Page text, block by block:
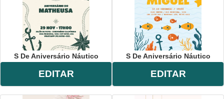
S De Aniversário Náutico
EDITAR
S De Aniversário Náutico
EDITAR